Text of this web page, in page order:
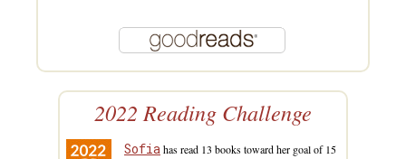
2022 Reading Challenge
Sofiahas read 13 books toward her goal of 15